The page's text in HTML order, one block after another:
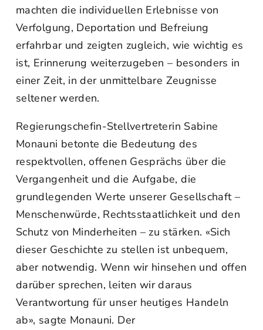
machten die individuellen Erlebnisse von
Verfolgung, Deportation und Befreiung
erfahrbar und zeigten zugleich, wie wichtig es
ist, Erinnerung weiterzugeben – besonders in
einer Zeit, in der unmittelbare Zeugnisse
seltener werden.
Regierungschefin‑Stellvertreterin Sabine
Monauni betonte die Bedeutung des
respektvollen, offenen Gesprächs über die
Vergangenheit und die Aufgabe, die
grundlegenden Werte unserer Gesellschaft –
Menschenwürde, Rechtsstaatlichkeit und den
Schutz von Minderheiten – zu stärken. «Sich
dieser Geschichte zu stellen ist unbequem,
aber notwendig. Wenn wir hinsehen und offen
darüber sprechen, leiten wir daraus
Verantwortung für unser heutiges Handeln
ab», sagte Monauni. Der